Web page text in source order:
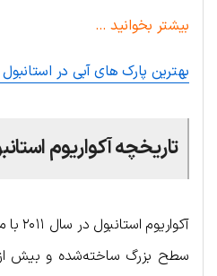
بیشتر بخوانید …
بهترین پارک های آبی در
تاریخچه آکواریوم